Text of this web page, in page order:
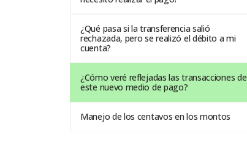
¿Qué pasa si la transferencia salió
rechazada, pero se realizó el débito a mi
cuenta?
¿Cómo veré reflejadas las transacciones de
este nuevo medio de pago?
Manejo de los centavos en los montos